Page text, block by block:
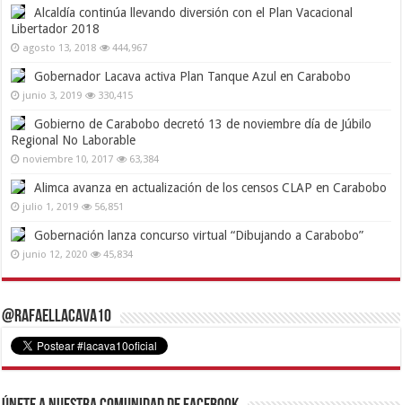
Alcaldía continúa llevando diversión con el Plan Vacacional
Libertador 2018
agosto 13, 2018 444,967
Gobernador Lacava activa Plan Tanque Azul en Carabobo
junio 3, 2019 330,415
Gobierno de Carabobo decretó 13 de noviembre día de Júbilo
Regional No Laborable
noviembre 10, 2017 63,384
Alimca avanza en actualización de los censos CLAP en Carabobo
julio 1, 2019 56,851
Gobernación lanza concurso virtual “Dibujando a Carabobo”
junio 12, 2020 45,834
@RafaelLacava10